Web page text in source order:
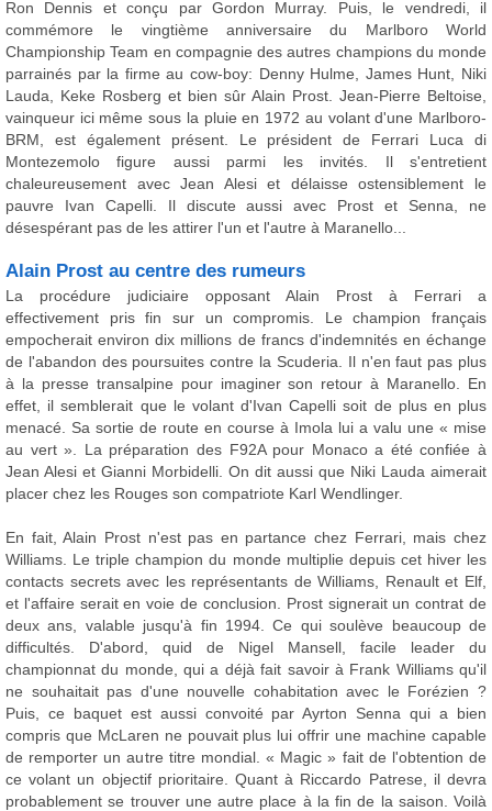
Ron Dennis et conçu par Gordon Murray. Puis, le vendredi, il
commémore le vingtième anniversaire du Marlboro World
Championship Team en compagnie des autres champions du monde
parrainés par la firme au cow-boy: Denny Hulme, James Hunt, Niki
Lauda, Keke Rosberg et bien sûr Alain Prost. Jean-Pierre Beltoise,
vainqueur ici même sous la pluie en 1972 au volant d'une Marlboro-
BRM, est également présent. Le président de Ferrari Luca di
Montezemolo figure aussi parmi les invités. Il s'entretient
chaleureusement avec Jean Alesi et délaisse ostensiblement le
pauvre Ivan Capelli. Il discute aussi avec Prost et Senna, ne
désespérant pas de les attirer l'un et l'autre à Maranello...
Alain Prost au centre des rumeurs
La procédure judiciaire opposant Alain Prost à Ferrari a
effectivement pris fin sur un compromis. Le champion français
empocherait environ dix millions de francs d'indemnités en échange
de l'abandon des poursuites contre la Scuderia. Il n'en faut pas plus
à la presse transalpine pour imaginer son retour à Maranello. En
effet, il semblerait que le volant d'Ivan Capelli soit de plus en plus
menacé. Sa sortie de route en course à Imola lui a valu une « mise
au vert ». La préparation des F92A pour Monaco a été confiée à
Jean Alesi et Gianni Morbidelli. On dit aussi que Niki Lauda aimerait
placer chez les Rouges son compatriote Karl Wendlinger.
En fait, Alain Prost n'est pas en partance chez Ferrari, mais chez
Williams. Le triple champion du monde multiplie depuis cet hiver les
contacts secrets avec les représentants de Williams, Renault et Elf,
et l'affaire serait en voie de conclusion. Prost signerait un contrat de
deux ans, valable jusqu'à fin 1994. Ce qui soulève beaucoup de
difficultés. D'abord, quid de Nigel Mansell, facile leader du
championnat du monde, qui a déjà fait savoir à Frank Williams qu'il
ne souhaitait pas d'une nouvelle cohabitation avec le Forézien ?
Puis, ce baquet est aussi convoité par Ayrton Senna qui a bien
compris que McLaren ne pouvait plus lui offrir une machine capable
de remporter un autre titre mondial. « Magic » fait de l'obtention de
ce volant un objectif prioritaire. Quant à Riccardo Patrese, il devra
probablement se trouver une autre place à la fin de la saison. Voilà